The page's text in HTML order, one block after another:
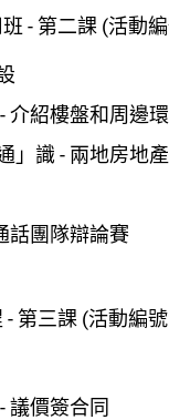
- 第二課 (活動
介紹樓盤和周邊
」識 - 兩地房地
話團隊辯論賽
第三課 (活動編
議價簽合同